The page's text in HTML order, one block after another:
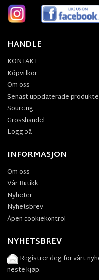
HANDLE
KONTAKT
Köpvillkor
Om oss
Senast uppdaterade
Sourcing
Grosshandel
Logg på
INFORMASJON
Om oss
Vår Butikk
Nyheter
Nyhetsbrev
Åpen cookiekontrol
NYHETSBREV
Registrer deg for vårt
neste kjøp.